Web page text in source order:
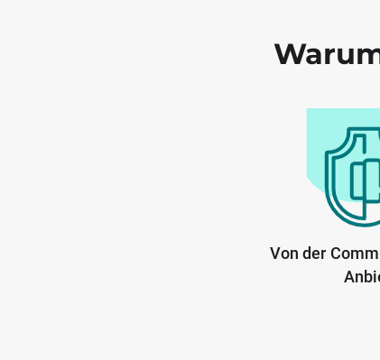
Von der